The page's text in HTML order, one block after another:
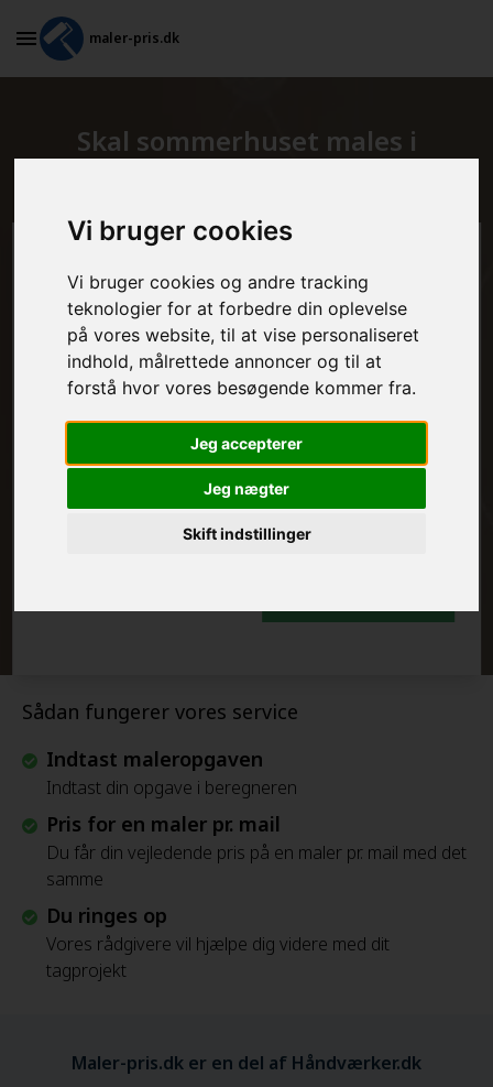
Vi bruger cookies
Vi bruger cookies og andre tracking
teknologier for at forbedre din oplevelse
på vores website, til at vise personaliseret
indhold, målrettede annoncer og til at
forstå hvor vores besøgende kommer fra.
Jeg accepterer
Jeg nægter
Skift indstillinger
maler-pris.dk
Skal sommerhuset males i
Sådan fungerer vores service
Indtast maleropgaven
Indtast din opgave i beregneren
Pris for en maler pr. mail
Du får din vejledende pris på en maler pr. mail med det
samme
Du ringes op
Vores rådgivere vil hjælpe dig videre med dit
tagprojekt
MALEROPGAVER - INDVENDIGT:
FRAFLYTNINGSPAKKE:
Maler-pris.dk er en del af Håndværker.dk